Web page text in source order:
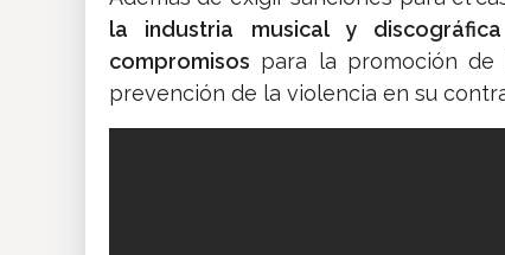
la industria musical y
compromisos para la promoción
prevención de la violencia en su